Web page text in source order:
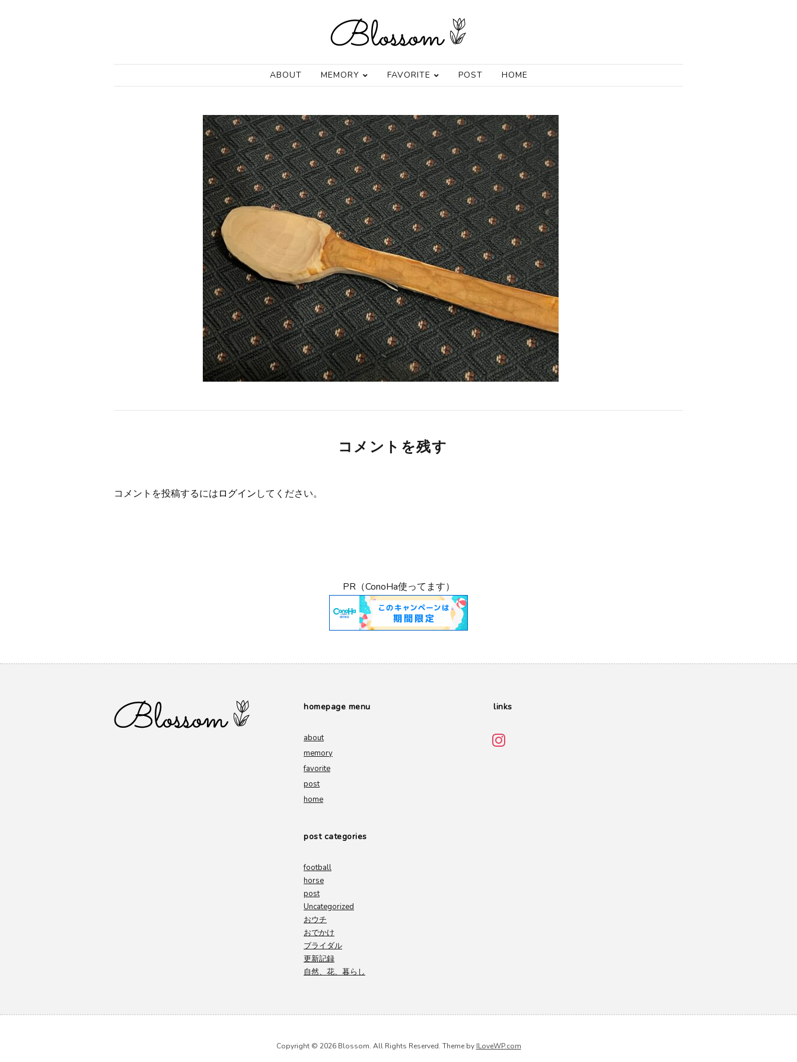
ABOUT MEMORY FAVORITE POST HOME
コメントを残す
コメントを投稿するにはログインしてください。
PR（ConoHa使ってます）
homepage menu
about
memory
favorite
post
home
post categories
football
horse
post
Uncategorized
おウチ
おでかけ
ブライダル
更新記録
自然、花、暮らし
links
Copyright © 2026 Blossom. All Rights Reserved. Theme by ILoveWP.com